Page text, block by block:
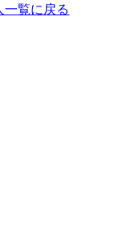
一覧に戻る